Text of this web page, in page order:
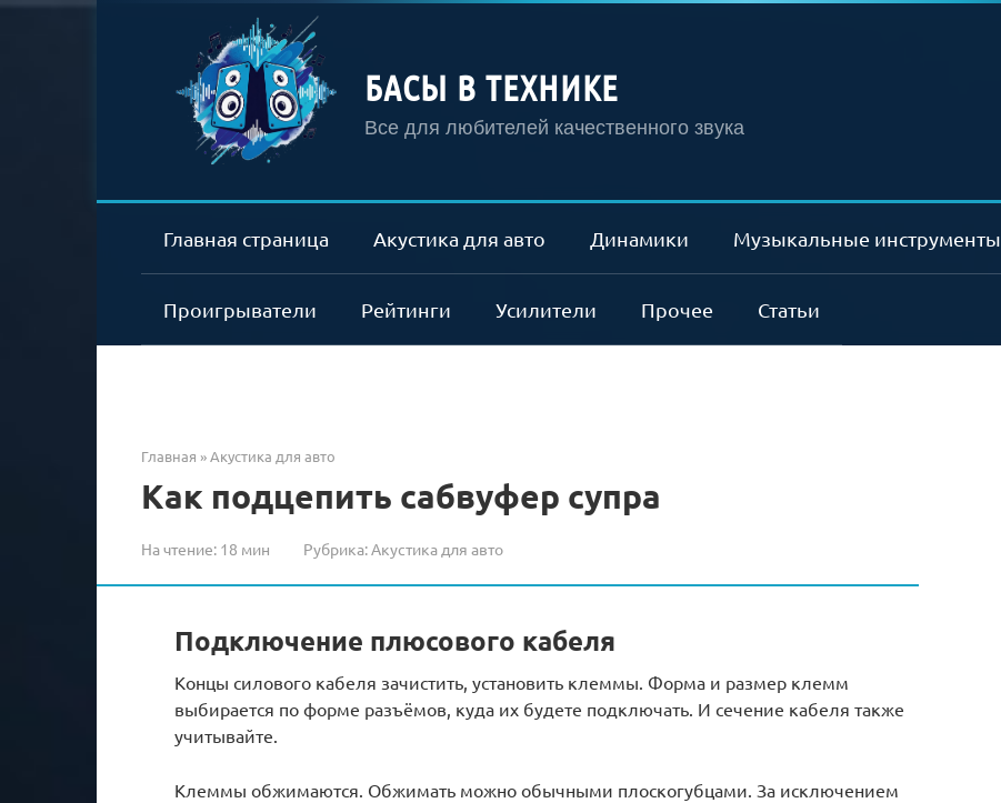
БАСЫ В ТЕХНИКЕ
Все для любителей качественного звука
Главная страница Акустика для авто Динамики Музыкальные инструменты
Проигрыватели Рейтинги Усилители Прочее Статьи
Главная »Акустика для авто
Как подцепить сабвуфер супра
На чтение: 18 мин Рубрика:Акустика для авто
Подключение плюсового кабеля
Концы силового кабеля зачистить, установить клеммы. Форма и размер клемм
выбирается по форме разъёмов, куда их будете подключать. И сечение кабеля также
учитывайте.
Клеммы обжимаются. Обжимать можно обычными плоскогубцами. За исключением